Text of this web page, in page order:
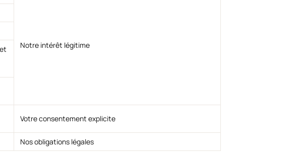
Notre intérêt légitime
Votre consentement explicite
Nos obligations légales